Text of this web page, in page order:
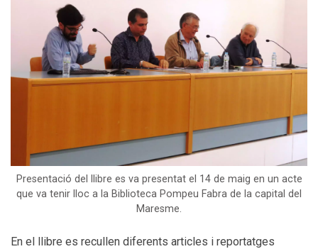
Presentació del llibre es va presentat el 14 de maig en un acte
que va tenir lloc a la Biblioteca Pompeu Fabra de la capital del
Maresme.
En el llibre es recullen diferents articles i reportatges